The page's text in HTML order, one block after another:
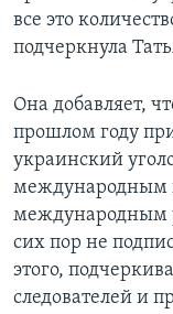
все это
подчеркнула
Она добавляет,
прошлом году
украинский
международным
международным
сих пор не
этого,
следователей и